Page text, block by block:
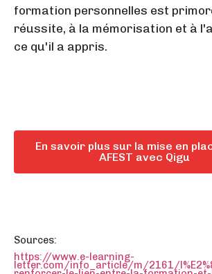
formation personnelles est
réussite, à la mémorisation et à
ce qu'il a appris.
En savoir plus sur la mise en
AFEST avec Qigu
Sources:
https://www.e-learning-
letter.com/info_article/m/2161/